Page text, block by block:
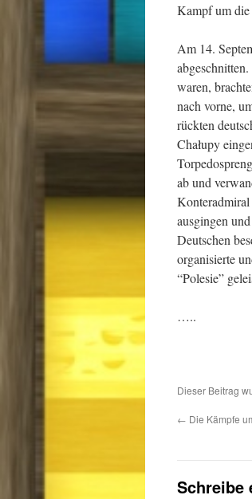
Kampf um die
Am 14.
waren,
nach vorne,
rückten
Chałupy
ab und
Konteradmiral
ausgingen
Deutschen
organisierte
“Polesie”
…..
Dieser Beitrag
← Die Kämpfe
Schreibe